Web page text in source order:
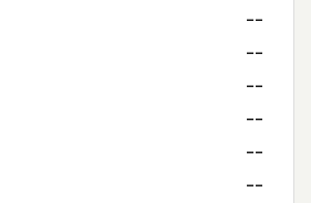
--
--
--
--
--
--